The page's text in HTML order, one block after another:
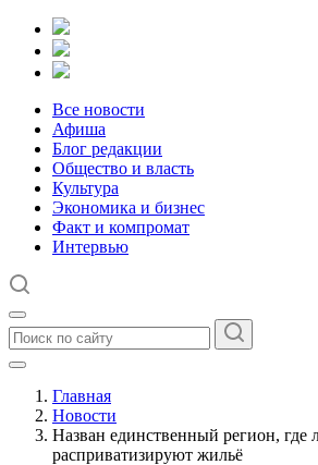
Все новости
Афиша
Блог редакции
Общество и власть
Культура
Экономика и бизнес
Факт и компромат
Интервью
Главная
Новости
Назван единственный регион, где
расприватизируют жильё